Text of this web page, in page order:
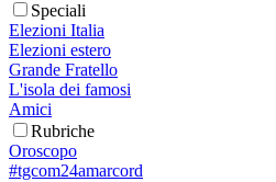
Speciali
Elezioni Italia
Elezioni estero
Grande Fratello
L'isola dei famosi
Amici
Rubriche
Oroscopo
#tgcom24amarcord